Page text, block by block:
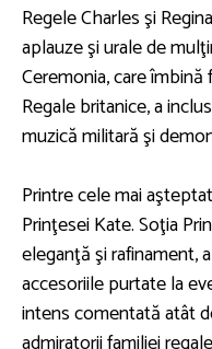
Regele Charles şi
aplauze şi urale de
Ceremonia, care
Regale britanice, a
muzică militară şi
Printre cele mai
Prinţesei Kate. Soţia
eleganţă şi rafinament,
accesoriile purtate la
intens comentată atât